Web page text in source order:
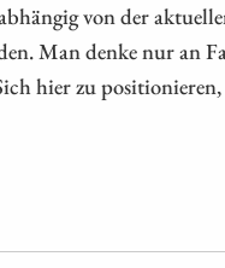
von der
Man denke nur an
hier zu